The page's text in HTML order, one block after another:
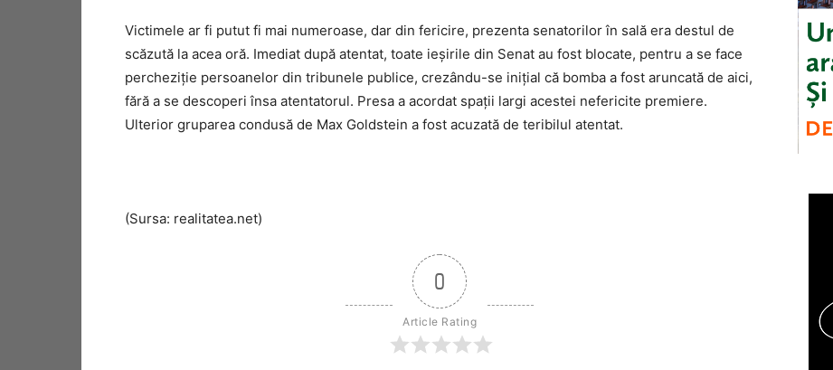
Victimele ar fi putut fi mai numeroase, dar din fericire, prezenta senatorilor în sală era destul de
scăzută la acea oră. Imediat după atentat, toate ieşirile din Senat au fost blocate, pentru a se face
percheziţie persoanelor din tribunele publice, crezându-se iniţial că bomba a fost aruncată de aici,
fără a se descoperi însa atentatorul. Presa a acordat spaţii largi acestei nefericite premiere.
Ulterior gruparea condusă de Max Goldstein a fost acuzată de teribilul atentat.
(Sursa: realitatea.net)
0
Article Rating